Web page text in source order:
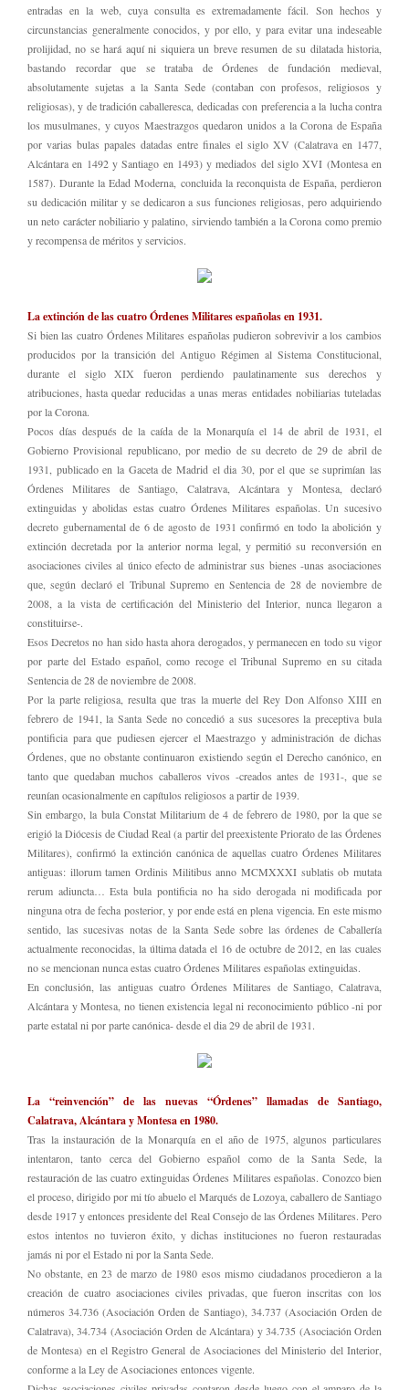
entradas en la web, cuya consulta es extremadamente fácil. Son hechos y
circunstancias generalmente conocidos, y por ello, y para evitar una indeseable
prolijidad, no se hará aquí ni siquiera un breve resumen de su dilatada historia,
bastando recordar que se trataba de Órdenes de fundación medieval,
absolutamente sujetas a la Santa Sede (contaban con profesos, religiosos y
religiosas), y de tradición caballeresca, dedicadas con preferencia a la lucha contra
los musulmanes, y cuyos Maestrazgos quedaron unidos a la Corona de España
por varias bulas papales datadas entre finales el siglo XV (Calatrava en 1477,
Alcántara en 1492 y Santiago en 1493) y mediados del siglo XVI (Montesa en
1587). Durante la Edad Moderna, concluida la reconquista de España, perdieron
su dedicación militar y se dedicaron a sus funciones religiosas, pero adquiriendo
un neto carácter nobiliario y palatino, sirviendo también a la Corona como premio
y recompensa de méritos y servicios.
La extinción de las cuatro Órdenes Militares españolas en 1931.
Si bien las cuatro Órdenes Militares españolas pudieron sobrevivir a los cambios
producidos por la transición del Antiguo Régimen al Sistema Constitucional,
durante el siglo XIX fueron perdiendo paulatinamente sus derechos y
atribuciones, hasta quedar reducidas a unas meras entidades nobiliarias tuteladas
por la Corona.
Pocos días después de la caída de la Monarquía el 14 de abril de 1931, el
Gobierno Provisional republicano, por medio de su decreto de 29 de abril de
1931, publicado en la Gaceta de Madrid el dia 30, por el que se suprimían las
Órdenes Militares de Santiago, Calatrava, Alcántara y Montesa, declaró
extinguidas y abolidas estas cuatro Órdenes Militares españolas. Un sucesivo
decreto gubernamental de 6 de agosto de 1931 confirmó en todo la abolición y
extinción decretada por la anterior norma legal, y permitió su reconversión en
asociaciones civiles al único efecto de administrar sus bienes -unas asociaciones
que, según declaró el Tribunal Supremo en Sentencia de 28 de noviembre de
2008, a la vista de certificación del Ministerio del Interior, nunca llegaron a
constituirse-.
Esos Decretos no han sido hasta ahora derogados, y permanecen en todo su vigor
por parte del Estado español, como recoge el Tribunal Supremo en su citada
Sentencia de 28 de noviembre de 2008.
Por la parte religiosa, resulta que tras la muerte del Rey Don Alfonso XIII en
febrero de 1941, la Santa Sede no concedió a sus sucesores la preceptiva bula
pontificia para que pudiesen ejercer el Maestrazgo y administración de dichas
Órdenes, que no obstante continuaron existiendo según el Derecho canónico, en
tanto que quedaban muchos caballeros vivos -creados antes de 1931-, que se
reunían ocasionalmente en capítulos religiosos a partir de 1939.
Sin embargo, la bula Constat Militarium de 4 de febrero de 1980, por la que se
erigió la Diócesis de Ciudad Real (a partir del preexistente Priorato de las Órdenes
Militares), confirmó la extinción canónica de aquellas cuatro Órdenes Militares
antiguas: illorum tamen Ordinis Militibus anno MCMXXXI sublatis ob mutata
rerum adiuncta… Esta bula pontificia no ha sido derogada ni modificada por
ninguna otra de fecha posterior, y por ende está en plena vigencia. En este mismo
sentido, las sucesivas notas de la Santa Sede sobre las órdenes de Caballería
actualmente reconocidas, la última datada el 16 de octubre de 2012, en las cuales
no se mencionan nunca estas cuatro Órdenes Militares españolas extinguidas.
En conclusión, las antiguas cuatro Órdenes Militares de Santiago, Calatrava,
Alcántara y Montesa, no tienen existencia legal ni reconocimiento público -ni por
parte estatal ni por parte canónica- desde el dia 29 de abril de 1931.
La “reinvención” de las nuevas “Órdenes” llamadas de Santiago,
Calatrava, Alcántara y Montesa en 1980.
Tras la instauración de la Monarquía en el año de 1975, algunos particulares
intentaron, tanto cerca del Gobierno español como de la Santa Sede, la
restauración de las cuatro extinguidas Órdenes Militares españolas. Conozco bien
el proceso, dirigido por mi tío abuelo el Marqués de Lozoya, caballero de Santiago
desde 1917 y entonces presidente del Real Consejo de las Órdenes Militares. Pero
estos intentos no tuvieron éxito, y dichas instituciones no fueron restauradas
jamás ni por el Estado ni por la Santa Sede.
No obstante, en 23 de marzo de 1980 esos mismo ciudadanos procedieron a la
creación de cuatro asociaciones civiles privadas, que fueron inscritas con los
números 34.736 (Asociación Orden de Santiago), 34.737 (Asociación Orden de
Calatrava), 34.734 (Asociación Orden de Alcántara) y 34.735 (Asociación Orden
de Montesa) en el Registro General de Asociaciones del Ministerio del Interior,
conforme a la Ley de Asociaciones entonces vigente.